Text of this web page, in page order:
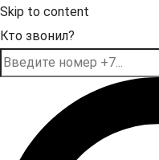
Skip to content
Кто звонил?